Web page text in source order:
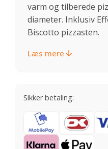
varm og tilberede
diameter. Inklusiv
Biscotto pizzasten.
Læs mere
Sikker betaling: